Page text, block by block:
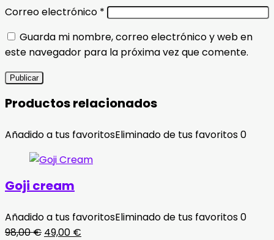
Correo electrónico *
Guarda mi nombre, correo electrónico y web en
este navegador para la próxima vez que comente.
Productos relacionados
Añadido a tus favoritosEliminado de tus favoritos0
Goji cream
Añadido a tus favoritosEliminado de tus favoritos0
98,00€ El
49,00 €